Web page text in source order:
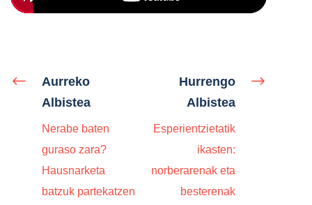
Aurreko
Albistea
Nerabe baten
guraso zara?
Hausnarketa
batzuk partekatzen
Hurrengo
Albistea
Esperientzietatik
ikasten:
norberarenak eta
besterenak